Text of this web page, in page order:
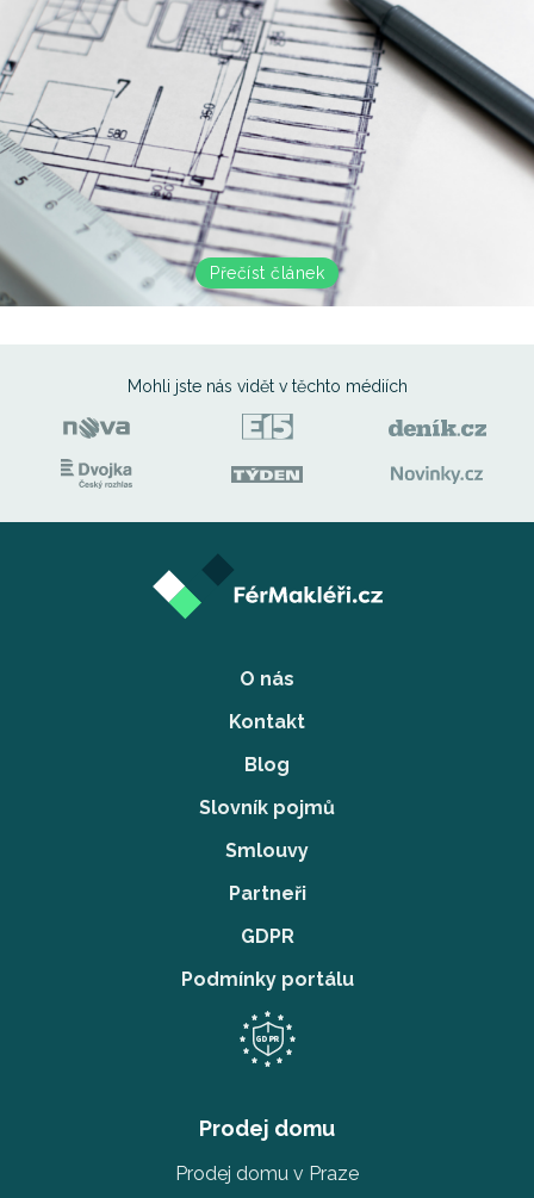
Přečíst článek
Mohli jste nás vidět v těchto médiích
O nás
Kontakt
Blog
Slovník pojmů
Smlouvy
Partneři
GDPR
Podmínky portálu
Prodej domu
Prodej domu v Praze